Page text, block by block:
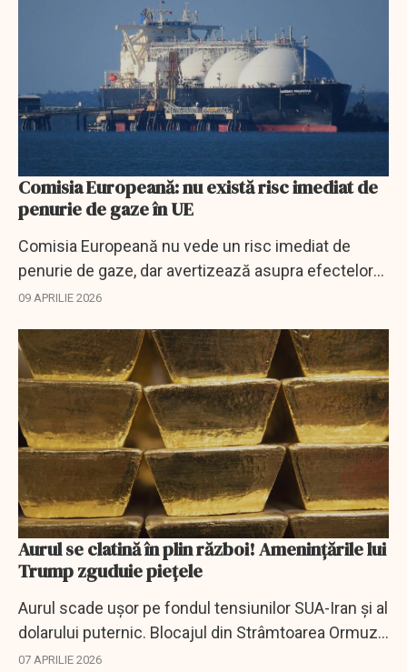
Comisia Europeană: nu există risc imediat de
penurie de gaze în UE
Comisia Europeană nu vede un risc imediat de
penurie de gaze, dar avertizează asupra efectelor
pe termen lung ale crizei din Strâmtoarea Ormuz.
09 APRILIE 2026
Aurul se clatină în plin război! Amenințările lui
Trump zguduie piețele
Aurul scade ușor pe fondul tensiunilor SUA-Iran și al
dolarului puternic. Blocajul din Strâmtoarea Ormuz
menține presiunea pe inflație și piețele globale.
07 APRILIE 2026